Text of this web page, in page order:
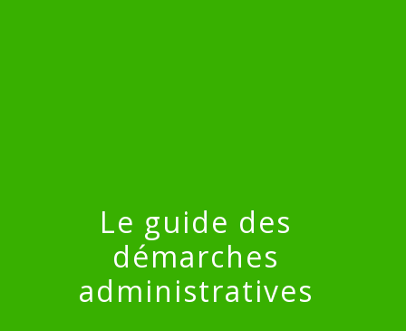
Le guide des
démarches
administratives